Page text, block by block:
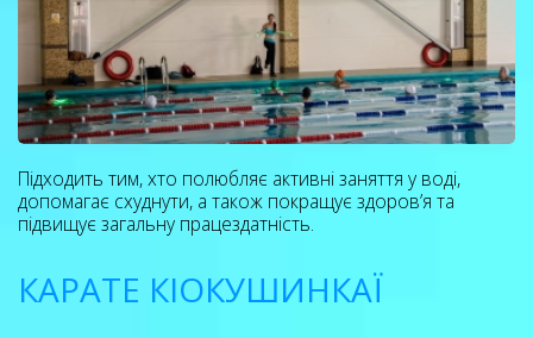
Підходить тим, хто полюбляє активні заняття у воді,
допомагає схуднути, а також покращує здоров’я та
підвищує загальну працездатність.
КАРАТЕ КІОКУШИНКАЇ